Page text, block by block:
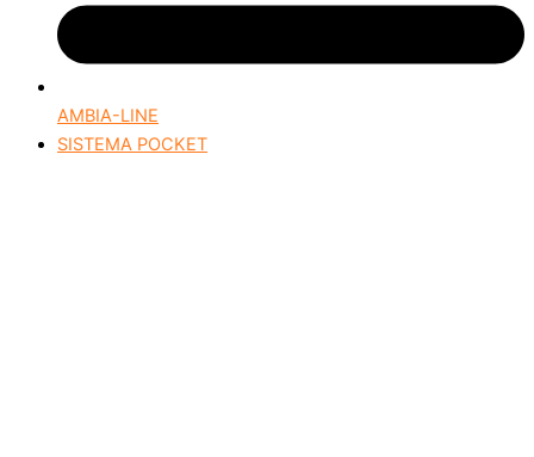
AMBIA-LINE
SISTEMA POCKET